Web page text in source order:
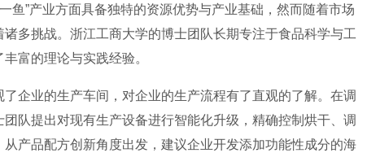
”产业方面具备独特的资源优势与产业基础，然而随着市场
多挑战。浙江工商大学的博士团队长期专注于食品科学与工
富的理论与实践经验。
业的生产车间，对企业的生产流程有了直观的了解。在调
队提出对现有生产设备进行智能化升级，精确控制烘干、调
产品配方创新角度出发，建议企业开发添加功能性成分的海